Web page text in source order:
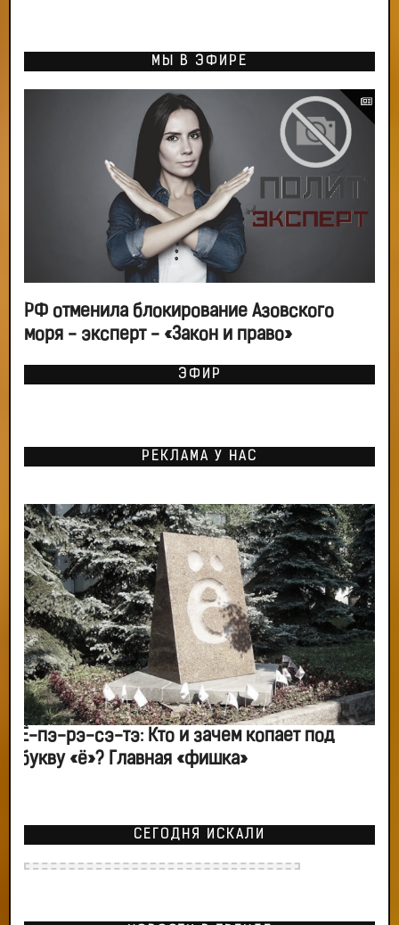
МЫ В ЭФИРЕ
РФ отменила блокирование Азовского
моря - эксперт - «Закон и право»
ЭФИР
РЕКЛАМА У НАС
Ё-пэ-рэ-сэ-тэ: Кто и зачем копает под
букву «ё»? Главная «фишка»
СЕГОДНЯ ИСКАЛИ